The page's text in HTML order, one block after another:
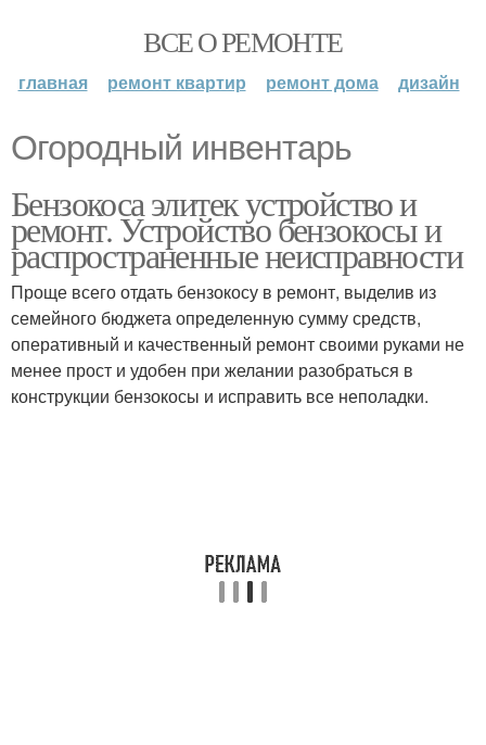
ВСЕ О РЕМОНТЕ
главная ремонт квартир ремонт дома дизайн
Огородный инвентарь
Бензокоса элитек устройство и
ремонт. Устройство бензокосы и
распространенные неисправности
Проще всего отдать бензокосу в ремонт, выделив из
семейного бюджета определенную сумму средств,
оперативный и качественный ремонт своими руками не
менее прост и удобен при желании разобраться в
конструкции бензокосы и исправить все неполадки.